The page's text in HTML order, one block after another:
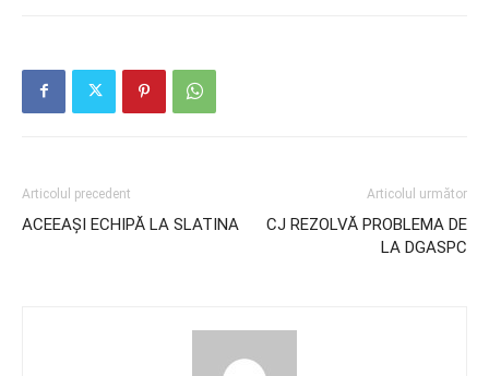
Articolul precedent
ACEEAȘI ECHIPĂ LA SLATINA
Articolul următor
CJ REZOLVĂ PROBLEMA DE
LA DGASPC